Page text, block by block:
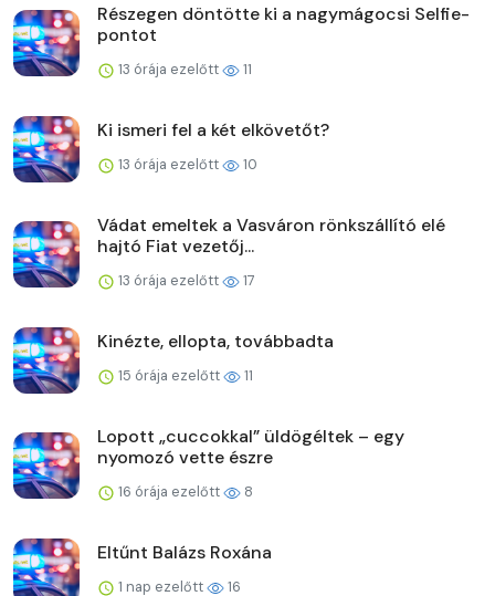
Részegen döntötte ki a nagymágocsi Selfie-
pontot
13 órája ezelőtt 11
Ki ismeri fel a két elkövetőt?
13 órája ezelőtt 10
Vádat emeltek a Vasváron rönkszállító elé
hajtó Fiat vezetőj...
13 órája ezelőtt 17
Kinézte, ellopta, továbbadta
15 órája ezelőtt 11
Lopott „cuccokkal” üldögéltek – egy
nyomozó vette észre
16 órája ezelőtt 8
Eltűnt Balázs Roxána
1 nap ezelőtt 16